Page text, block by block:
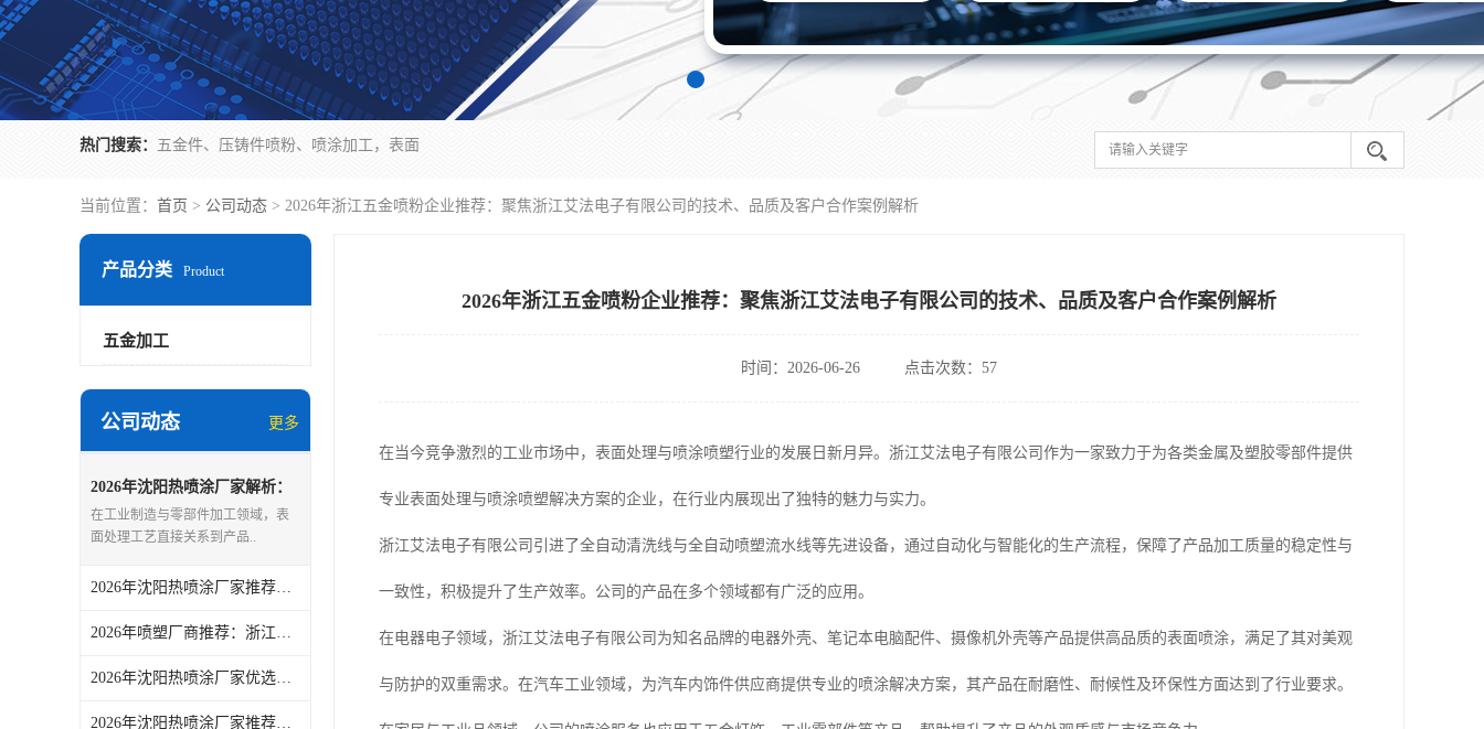
热门搜索： 五金件、压铸件喷粉、喷涂加工，表面
当前位置： 首页 > 公司动态 > 2026年浙江五金喷粉企业推荐：聚焦浙江艾法电子有限公司的技术、品质及客户合作案例解析
产品分类 Product
五金加工
公司动态 更多
2026年沈阳热喷涂厂家解析：
浙江艾法电子有限公司表面处
理服务介绍
在工业制造与零部件加工领域，表
面处理工艺直接关系到产品..
2026年沈阳热喷涂厂家推荐：解锁表面处理长效防护新方案
2026年喷塑厂商推荐：浙江艾法电子专注金属塑胶喷涂喷塑服务
2026年沈阳热喷涂厂家优选：浙江艾法电子表面处理技术解析
2026年沈阳热喷涂厂家推荐：浙江艾法电子专注表面处理与喷塑服务
2026年浙江五金喷粉企业推荐：聚焦浙江艾法电子有限公司的技术、品质及客户合作案例解析
时间：2026-06-26 点击次数：57
在当今竞争激烈的工业市场中，表面处理与喷涂喷塑行业的发展日新月异。浙江艾法电子有限公司作为一家致力于为各类金属及塑胶零部件提供
专业表面处理与喷涂喷塑解决方案的企业，在行业内展现出了独特的魅力与实力。
浙江艾法电子有限公司引进了全自动清洗线与全自动喷塑流水线等先进设备，通过自动化与智能化的生产流程，保障了产品加工质量的稳定性与
一致性，积极提升了生产效率。公司的产品在多个领域都有广泛的应用。
在电器电子领域，浙江艾法电子有限公司为知名品牌的电器外壳、笔记本电脑配件、摄像机外壳等产品提供高品质的表面喷涂，满足了其对美观
与防护的双重需求。在汽车工业领域，为汽车内饰件供应商提供专业的喷涂解决方案，其产品在耐磨性、耐候性及环保性方面达到了行业要求。